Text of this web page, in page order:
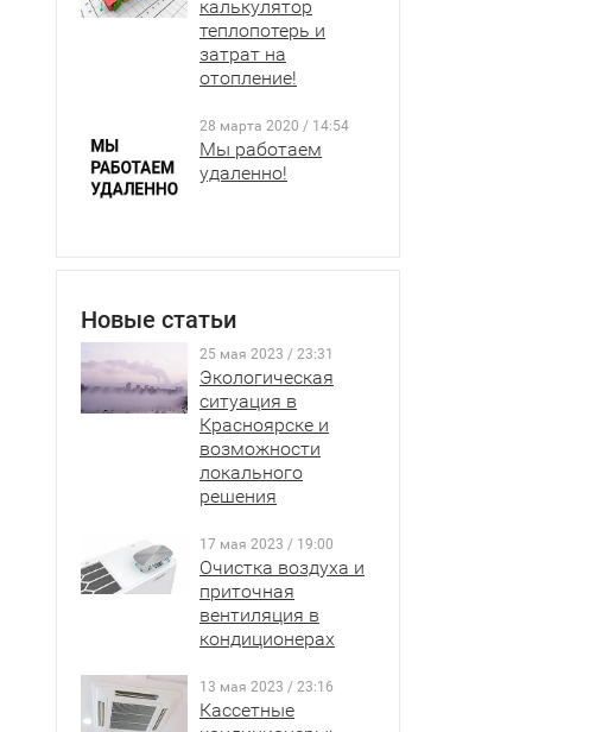
калькулятор
теплопотерь и
затрат на
отопление!
28 марта 2020 / 14:54
Мы работаем
удаленно!
Новые статьи
25 мая 2023 / 23:31
Экологическая
ситуация в
Красноярске и
возможности
локального
решения
17 мая 2023 / 19:00
Очистка воздуха и
приточная
вентиляция в
кондиционерах
13 мая 2023 / 23:16
Кассетные